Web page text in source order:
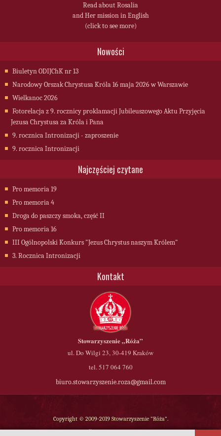
Read about Rosalia
and Her mission in English
(click to see more)
Nowości
Biuletyn ODIJChK nr 13
Narodowy Orszak Chrystusa Króla 16 maja 2026 w Warszawie
Wielkanoc 2026
Fotorelacja z 9. rocznicy proklamacji Jubileuszowego Aktu Przyjęcia
Jezusa Chrystusa za Króla i Pana
9. rocznica Intronizacji - zaproszenie
9. rocznica Intronizacji
Najczęściej czytane
Pro memoria 19
Pro memoria 4
Droga do paszczy smoka, część II
Pro memoria 16
III Ogólnopolski Konkurs "Jezus Chrystus naszym Królem"
3. Rocznica Intronizacji
Kontakt
Stowarzyszenie„Róża”
ul. Do Wilgi 23, 30-419 Kraków
tel. 517 064 760
biuro.stowarzyszenie.roza@gmail.com
Copyright © 2009-2019 Stowarzyszenie "Róża".
Wszelkie prawa zastrzeżone.